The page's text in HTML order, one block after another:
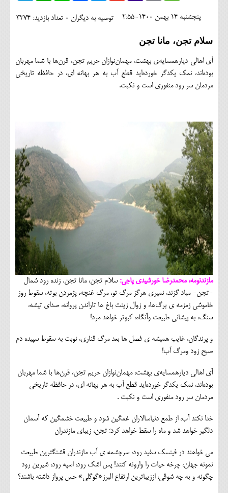
حقوقی
محیط زیست و گردشگری
اقتصادی
سیاسی
خانه
تعداد بازدید: 3374 توصیه به دیگران 0 پنجشنبه 14 بهمن 1400-2:55
سلام تجن، مانا تجن
آی اهالی دیارهمسایه‌ی بهشت، مهمان‌نوازان حریم تجن، قرن‌ها با شما مهربان
بوده‌اند، نمک یکدگر خورده‌اید قطع آب به هر بهانه ای، در حافظه تاریخی
مردمان سر رود منفوری است و نکبت.
مازندنومه، محمدرضا خورشیدی پاجی: سلام تجن، مانا تجن. زنده رود شمال
-تجن- مباد گزند، نمیری هرگز مرگ تو، مرگ غنچه، پژمردن بوته، سقوط روز
خاموشی زمزمه ی برگ‌ها، و زوال زینت باغ ها تاراندن پروانه، صدای تیشه،
سنگ، به پیشانی طبیعت وآنگاه، کبوتر خواهد مرد!
و پرندگان، غایب همیشه ی فصل ها بعد مرگ قناری، نوبت به سقوط سپیده دم
صبح زود ومرگ آب!
آی اهالی دیارهمسایه‌ی بهشت، مهمان‌نوازان حریم تجن، قرن‌ها با شما مهربان
بوده‌اند، نمک یکدگر خورده‌اید قطع آب به هر بهانه ای، در حافظه تاریخی
مردمان سر رود منفوری است و نکبت .
خدا نکند آب، از طمع دنیاسالاران غمگین شود و طبیعت خشمگین که آسمان
دلگیر خواهد شد و ماه را سقط خواهد کرد؛ تجن، زیبای مازندران
می خواهند در فینسک سفید رود، سرچشمه ی آب مازندران قشنگترین طبیعت‌
نمونه جهان، چرخه حیات را وارونه کنند! پس اشک رود، اسپه رود، شیرین رود
چگونه و به چه شوقی، اززیباترین ارتفاع البرز«گوگلی» حس پرواز داشته باشند؟